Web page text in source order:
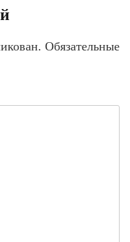
Обязательные